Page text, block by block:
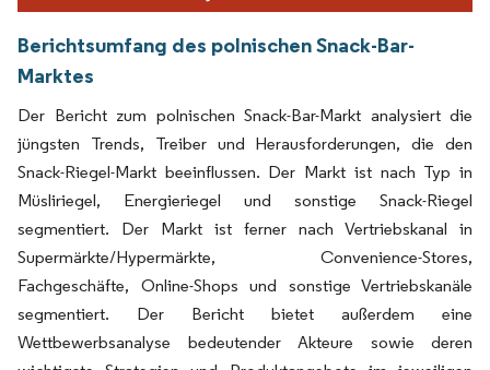
Berichtsumfang des polnischen Snack-Bar-
Marktes
Der Bericht zum polnischen Snack-Bar-Markt analysiert die
jüngsten Trends, Treiber und Herausforderungen, die den
Snack-Riegel-Markt beeinflussen. Der Markt ist nach Typ in
Müsliriegel, Energieriegel und sonstige Snack-Riegel
segmentiert. Der Markt ist ferner nach Vertriebskanal in
Supermärkte/Hypermärkte, Convenience-Stores,
Fachgeschäfte, Online-Shops und sonstige Vertriebskanäle
segmentiert. Der Bericht bietet außerdem eine
Wettbewerbsanalyse bedeutender Akteure sowie deren